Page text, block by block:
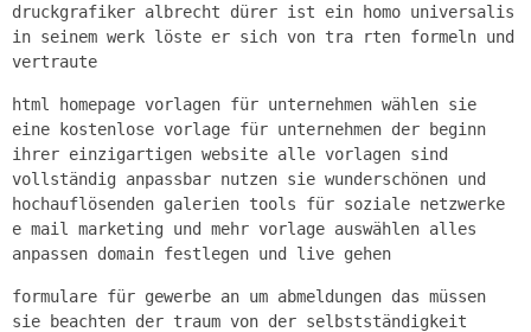
druckgrafiker albrecht dürer ist ein homo universalis
in seinem werk löste er sich von tra rten formeln und
vertraute
html homepage vorlagen für unternehmen wählen sie
eine kostenlose vorlage für unternehmen der beginn
ihrer einzigartigen website alle vorlagen sind
vollständig anpassbar nutzen sie wunderschönen und
hochauflösenden galerien tools für soziale netzwerke
e mail marketing und mehr vorlage auswählen alles
anpassen domain festlegen und live gehen
formulare für gewerbe an um abmeldungen das müssen
sie beachten der traum von der selbstständigkeit